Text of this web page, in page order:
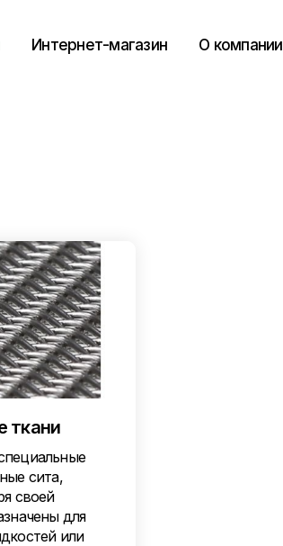
Интернет-магазин О компании
ткани
сита,
своей
для
или